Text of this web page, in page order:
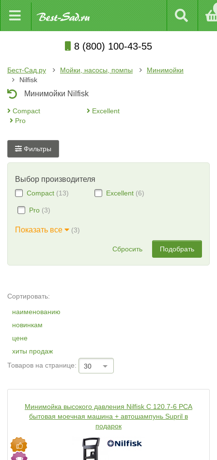
8 (800) 100-43-55
Бест-Сад.ру Мойки, насосы, помпы
Минимойки
Nilfisk
Минимойки Nilfisk
Compact
Excellent
Pro
Фильтры
Выбор производителя
Compact (13) Excellent (6)
Pro (3)
Показать все (3)
Сбросить Подобрать
Сортировать:
наименованию
новинкам
цене
хиты продаж
Товаров на странице:
30
Минимойка высокого давления Nilfisk C 120.7-6 PCA
бытовая моечная машина + автошампунь Supril в
подарок